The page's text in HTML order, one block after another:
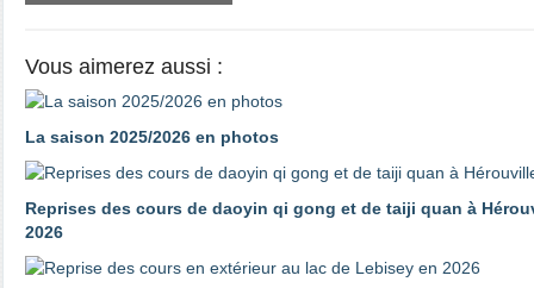
Vous aimerez aussi :
La saison 2025/2026 en photos
Reprises des cours de daoyin qi gong et de taiji quan à
2026